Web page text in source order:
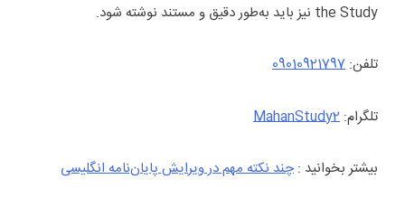
the Study نیز باید به‌طور دقیق و مستند نوشته شود.
تلفن: 09010921797
تلگرام: MahanStudy2
بیشتر بخوانید : چند نکته مهم در ویرایش پایان‌نامه‌ انگلیسی